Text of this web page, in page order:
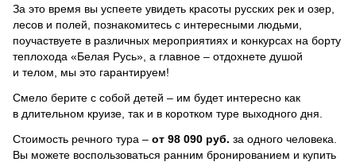
За это время вы успеете увидеть красоты русских рек и озер,
лесов и полей, познакомитесь с интересными людьми,
поучаствуете в различных мероприятиях и конкурсах на борту
теплохода «Белая Русь», а главное – отдохнете душой
и телом, мы это гарантируем!
Смело берите с собой детей – им будет интересно как
в длительном круизе, так и в коротком туре выходного дня.
Стоимость речного тура – от 98 090 руб. за одного человека.
Вы можете воспользоваться ранним бронированием и купить